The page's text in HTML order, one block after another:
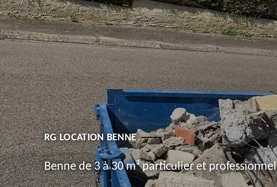
RG LOCATION BENNE
Benne de 3 à 30 m³ particulier et professionnel